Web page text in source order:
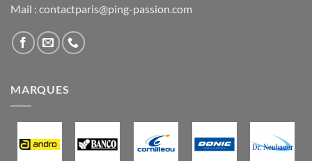
Mail : contactparis@ping-passion.com
MARQUES